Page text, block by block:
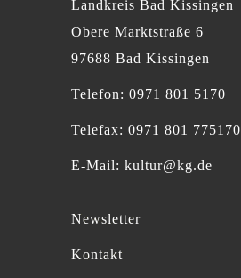
Landkreis Bad Kissingen
Obere Marktstraße 6
97688 Bad Kissingen
Telefon: 0971 801 5170
Telefax: 0971 801 775170
E-Mail: kultur@kg.de
Newsletter
Kontakt